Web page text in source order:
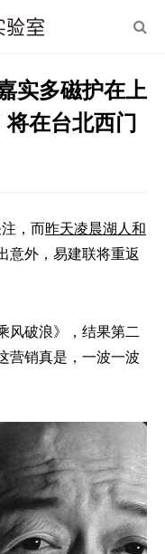
实多磁护在上
在台北西门
，而昨天凌晨湖人和
意外，易建联将重返
风破浪》，结果第二
营销真是，一波一波